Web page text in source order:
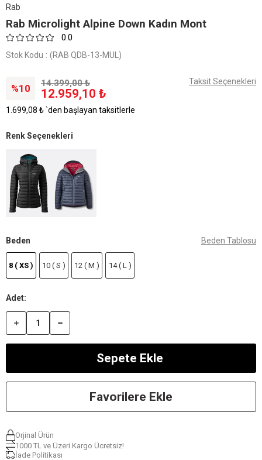
Rab
Rab Microlight Alpine Down Kadın Mont
0.0
Stok Kodu (RAB QDB-13-MUL)
10 14.399,00 ₺
12.959,10 ₺
Taksit Seçenekleri
1.699,08 ₺`den başlayan taksitlerle
Renk Seçenekleri
Beden Tablosu
Beden
8 ( XS ) 10 ( S ) 12 ( M ) 14 ( L )
Favorilere Ekle
Orjinal Ürün
1000 TL ve Üzeri Kargo Ücretsiz!
İade Politikası